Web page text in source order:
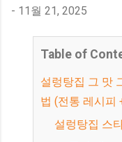
- 11월 21, 2025
Table of
설렁탕집 그 맛 그대로! 아삭한 석박지 담그는
법 (전통 레시피
설렁탕집